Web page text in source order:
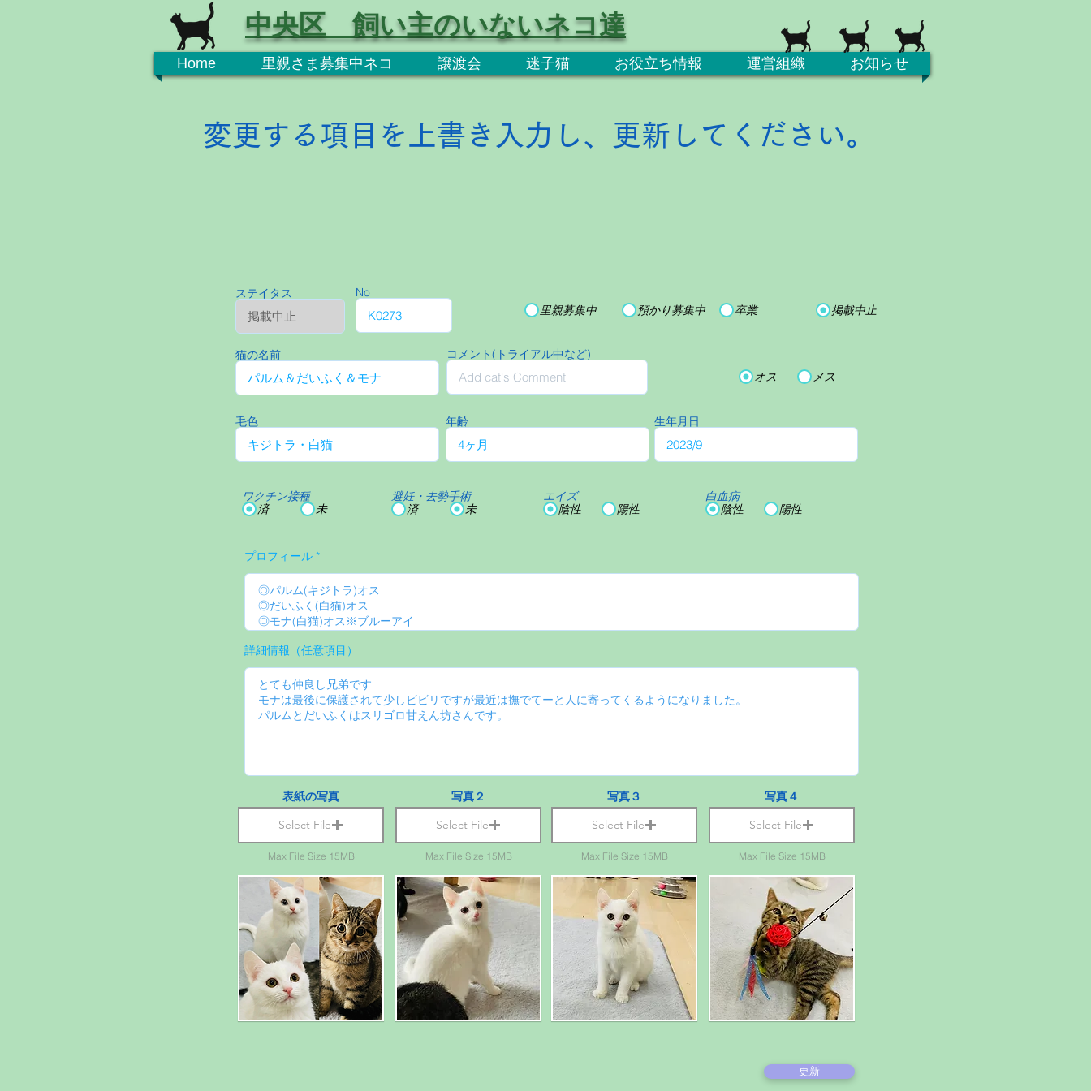
Home 里親さま募集中ネコ 譲渡会 迷子猫 お役立ち情報 運営組織 お知らせ
中央区 飼い主のいないネコ達
変更する項目を上書き入力し、更新してください。
ステイタス No
里親募集中 預かり募集中 卒業 掲載中止
猫の名前 コメント(トライアル中など)
オス メス
毛色 年齢 生年月日
ワクチン接種
済
未
避妊・去勢手術
済
未
エイズ
陰性
陽性
白血病
陰性
陽性
プロフィール
詳細情報（任意項目）
表紙の写真
Select File
Max File Size 15MB
写真２
Select File
Max File Size 15MB
写真３
Select File
Max File Size 15MB
写真４
Select File
Max File Size 15MB
更新